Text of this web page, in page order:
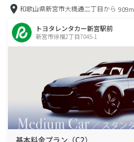
和歌山県新宮市大橋通二丁目から 909m
トヨタレンタカー新宮駅前
新宮市徐福2丁目7045-1
基本料金プラン（C2）